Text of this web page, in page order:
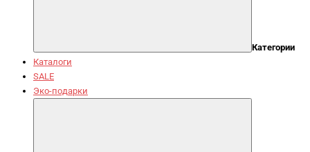
Категории
Каталоги
SALE
Эко-подарки